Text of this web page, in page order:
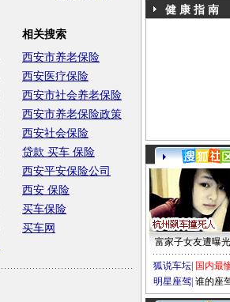
相关搜索
西安市养老保险
西安医疗保险
西安市社会养老保险
西安市养老保险政策
西安社会保险
贷款 买车 保险
西安平安保险公司
西安 保险
买车保险
买车网
健 康 指 南
富家子女友遭曝光
狐说车坛 国内最
明星座驾 谁的座